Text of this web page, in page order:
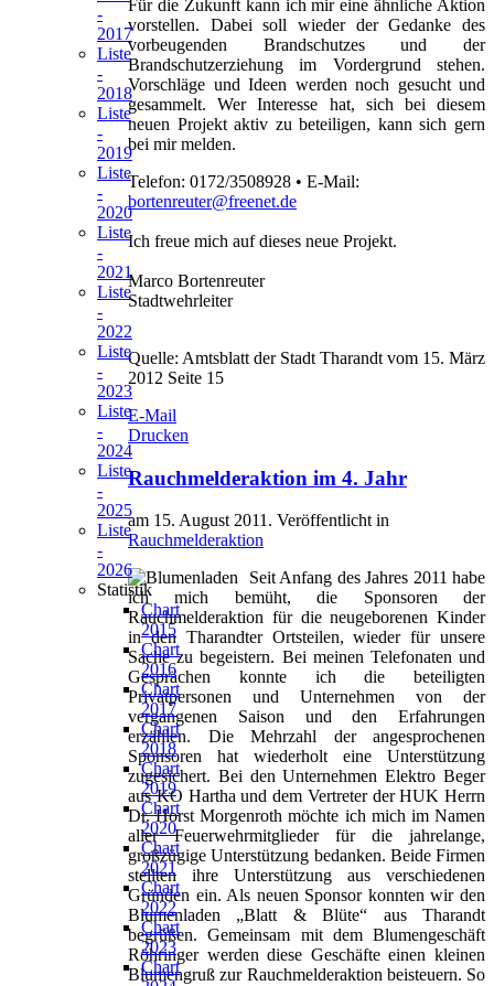
Für die Zukunft kann ich mir eine ähnliche Aktion
vorstellen. Dabei soll wieder der Gedanke des
vorbeugenden Brandschutzes und der
Brandschutzerziehung im Vordergrund stehen.
Vorschläge und Ideen werden noch gesucht und
gesammelt. Wer Interesse hat, sich bei diesem
neuen Projekt aktiv zu beteiligen, kann sich gern
bei mir melden.
Telefon: 0172/3508928 • E-Mail:
bortenreuter@freenet.de
Ich freue mich auf dieses neue Projekt.
Marco Bortenreuter
Stadtwehrleiter
Quelle: Amtsblatt der Stadt Tharandt vom 15. März
2012 Seite 15
E-Mail
Drucken
Rauchmelderaktion im 4. Jahr
am 15. August 2011. Veröffentlicht in
Rauchmelderaktion
Seit Anfang des Jahres 2011 habe
ich mich bemüht, die Sponsoren der
Rauchmelderaktion für die neugeborenen Kinder
in den Tharandter Ortsteilen, wieder für unsere
Sache zu begeistern. Bei meinen Telefonaten und
Gesprächen konnte ich die beteiligten
Privatpersonen und Unternehmen von der
vergangenen Saison und den Erfahrungen
erzählen. Die Mehrzahl der angesprochenen
Sponsoren hat wiederholt eine Unterstützung
zugesichert. Bei den Unternehmen Elektro Beger
aus KO Hartha und dem Vertreter der HUK Herrn
Dr. Horst Morgenroth möchte ich mich im Namen
aller Feuerwehrmitglieder für die jahrelange,
großzügige Unterstützung bedanken. Beide Firmen
stellten ihre Unterstützung aus verschiedenen
Gründen ein. Als neuen Sponsor konnten wir den
Blumenladen „Blatt & Blüte“ aus Tharandt
begrüßen. Gemeinsam mit dem Blumengeschäft
Röhringer werden diese Geschäfte einen kleinen
Blumengruß zur Rauchmelderaktion beisteuern. So
-
2017
Liste
-
2018
Liste
-
2019
Liste
-
2020
Liste
-
2021
Liste
-
2022
Liste
-
2023
Liste
-
2024
Liste
-
2025
Liste
-
2026
Statistik
Chart
2015
Chart
2016
Chart
2017
Chart
2018
Chart
2019
Chart
2020
Chart
2021
Chart
2022
Chart
2023
Chart